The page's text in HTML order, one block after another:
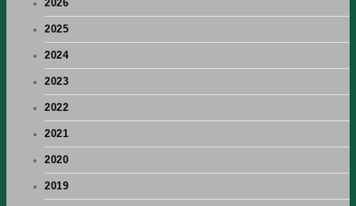
2026
2025
2024
2023
2022
2021
2020
2019